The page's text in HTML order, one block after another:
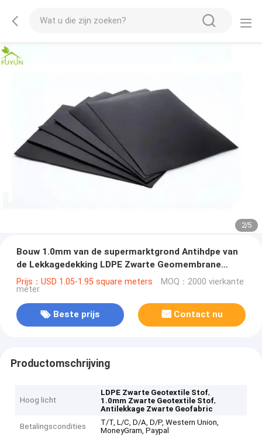
2/5
Bouw 1.0mm van de supermarktgrond Antihdpe van
de Lekkagedekking LDPE Zwarte Geomembrane
Stoffenvoeringen
Prijs：USD 1.05-1.95 square meters MOQ：2000 vierkante
meter
Beste prijs Contact nu
Productomschrijving
Hoog licht
LDPE Zwarte Geotextile Stof,
1.0mm Zwarte Geotextile Stof,
Antilekkage Zwarte Geofabric
Betalingscondities
T/T, L/C, D/A, D/P, Western Union,
MoneyGram, Paypal